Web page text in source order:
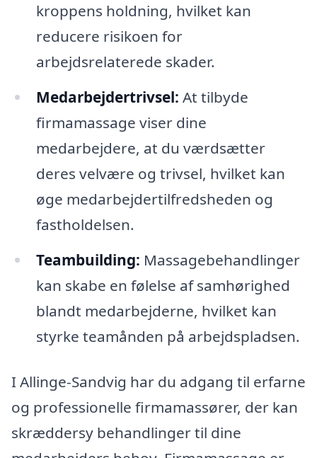
kroppens holdning, hvilket kan
reducere risikoen for
arbejdsrelaterede skader.
Medarbejdertrivsel: At tilbyde
firmamassage viser dine
medarbejdere, at du værdsætter
deres velvære og trivsel, hvilket kan
øge medarbejdertilfredsheden og
fastholdelsen.
Teambuilding: Massagebehandlinger
kan skabe en følelse af samhørighed
blandt medarbejderne, hvilket kan
styrke teamånden på arbejdspladsen.
I Allinge-Sandvig har du adgang til erfarne
og professionelle firmamassører, der kan
skræddersy behandlinger til dine